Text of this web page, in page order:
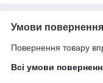
Умови повернення
Повернення товару
Всі умови